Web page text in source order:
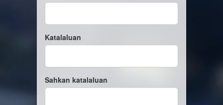
Katalaluan
Sahkan katalaluan